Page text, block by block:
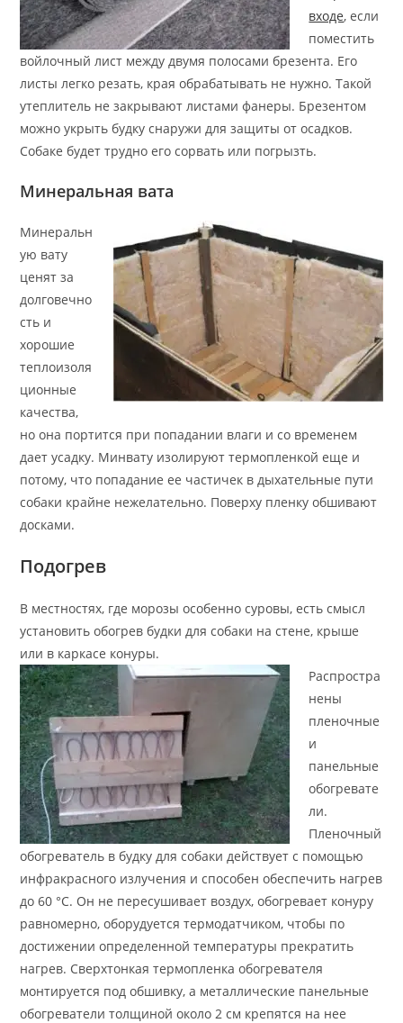
входе, если
поместить
войлочный лист между двумя полосами брезента. Его
листы легко резать, края обрабатывать не нужно. Такой
утеплитель не закрывают листами фанеры. Брезентом
можно укрыть будку снаружи для защиты от осадков.
Собаке будет трудно его сорвать или погрызть.
Минеральная вата
Минеральн
ую вату
ценят за
долговечно
сть и
хорошие
теплоизоля
ционные
качества,
но она портится при попадании влаги и со временем
дает усадку. Минвату изолируют термопленкой еще и
потому, что попадание ее частичек в дыхательные пути
собаки крайне нежелательно. Поверху пленку обшивают
досками.
Подогрев
В местностях, где морозы особенно суровы, есть смысл
установить обогрев будки для собаки на стене, крыше
или в каркасе конуры.
Распростра
нены
пленочные
и
панельные
обогревате
ли.
Пленочный
обогреватель в будку для собаки действует с помощью
инфракрасного излучения и способен обеспечить нагрев
до 60 °С. Он не пересушивает воздух, обогревает конуру
равномерно, оборудуется термодатчиком, чтобы по
достижении определенной температуры прекратить
нагрев. Сверхтонкая термопленка обогревателя
монтируется под обшивку, а металлические панельные
обогреватели толщиной около 2 см крепятся на нее